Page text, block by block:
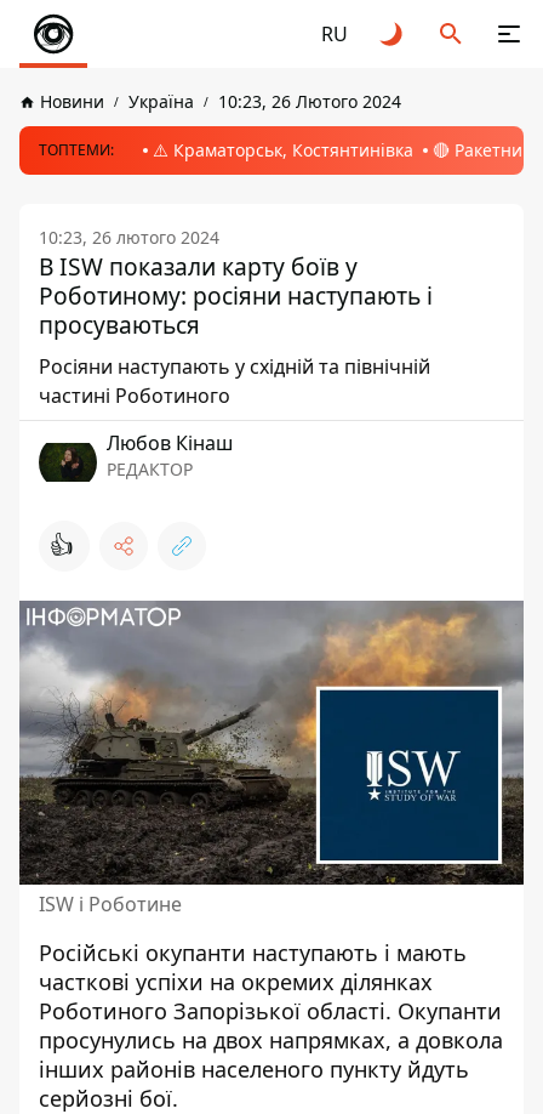
RU
Новини Україна 10:23, 26 Лютого 2024
ТОПТЕМИ: ⚠️ Краматорськ, Костянтинівка 🔴 Ракетний
10:23, 26 лютого 2024
В ISW показали карту боїв у
Роботиному: росіяни наступають і
просуваються
Росіяни наступають у східній та північній
частині Роботиного
Любов Кінаш
РЕДАКТОР
👍
ISW і Роботине
Російські окупанти наступають і мають
часткові успіхи на окремих ділянках
Роботиного Запорізької області. Окупанти
просунулись на двох напрямках, а довкола
інших районів населеного пункту йдуть
серйозні бої.